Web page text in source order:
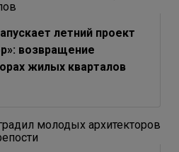
летний проект
возвращение
жилых кварталов